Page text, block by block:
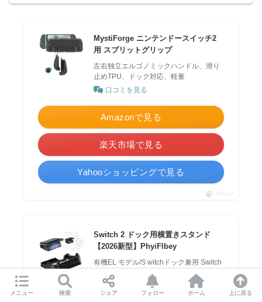
MystiForge ニンテンドースイッチ2
用 スプリットグリップ
左右独立エルゴノミックハンドル、滑り
止めTPU、ドック対応、軽量
口コミを見る
Amazonで見る
楽天市場で見る
Yahooショッピングで見る
ポチップ
Switch 2 ドック用横置きスタンド
【2026新型】PhyiFlbey
有機EL モデル/S witchドック兼用 Switch
2 スタンド対応
口コミを見る
メニュー 検索 シェア フォロー ホーム 上に戻る